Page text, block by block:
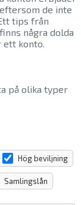
de inte
tips från
några dolda
konto.
på olika typer
Hög beviljning
Samlingslån